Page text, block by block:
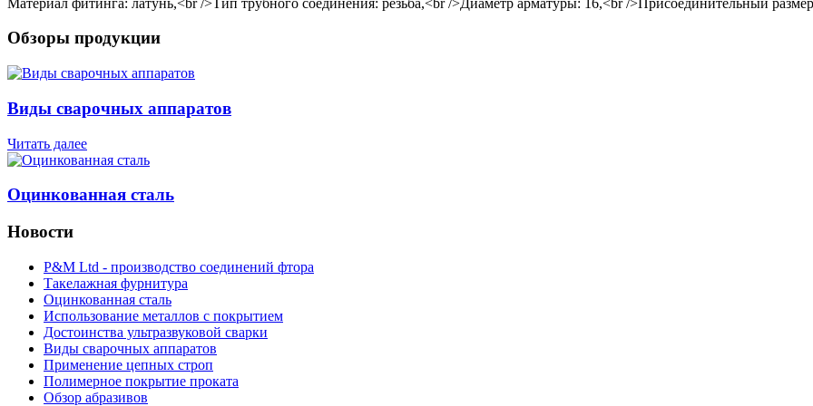
Обзоры продукции
Виды сварочных аппаратов
Читать далее
Оцинкованная сталь
Новости
P&M Ltd - производство соединений фтора
Такелажная фурнитура
Оцинкованная сталь
Использование металлов с покрытием
Достоинства ультразвуковой сварки
Виды сварочных аппаратов
Применение цепных строп
Полимерное покрытие проката
Обзор абразивов